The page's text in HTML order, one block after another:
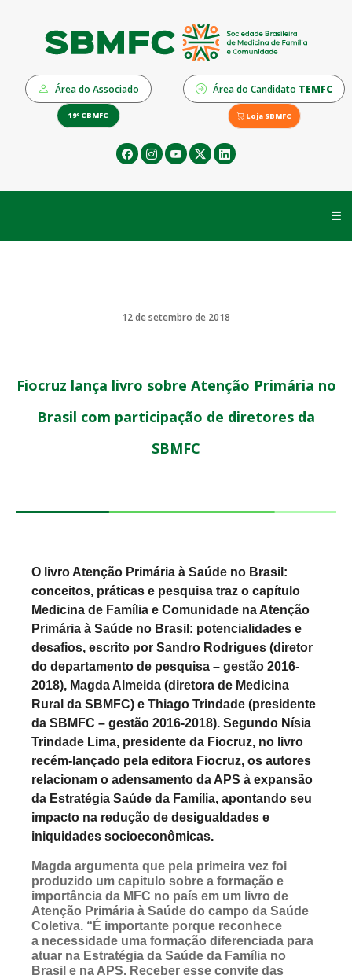
Área do Associado Área do Candidato TEMFC
19º CBMFC Loja SBMFC
☰
12 de setembro de 2018
Fiocruz lança livro sobre Atenção Primária no
Brasil com participação de diretores da
SBMFC
O livro Atenção Primária à Saúde no Brasil:
conceitos, práticas e pesquisa traz o capítulo
Medicina de Família e Comunidade na Atenção
Primária à Saúde no Brasil: potencialidades e
desafios, escrito por Sandro Rodrigues (diretor
do departamento de pesquisa – gestão 2016-
2018), Magda Almeida (diretora de Medicina
Rural da SBMFC) e Thiago Trindade (presidente
da SBMFC – gestão 2016-2018). Segundo Nísia
Trindade Lima, presidente da Fiocruz, no livro
recém-lançado pela editora Fiocruz, os autores
relacionam o adensamento da APS à expansão
da Estratégia Saúde da Família, apontando seu
impacto na redução de desigualdades e
iniquidades socioeconômicas.
Magda argumenta que pela primeira vez foi
produzido um capitulo sobre a formação e
importância da MFC no país em um livro de
Atenção Primária à Saúde do campo da Saúde
Coletiva. “É importante porque reconhece
a necessidade uma formação diferenciada para
atuar na Estratégia da Saúde da Família no
Brasil e na APS. Receber esse convite das